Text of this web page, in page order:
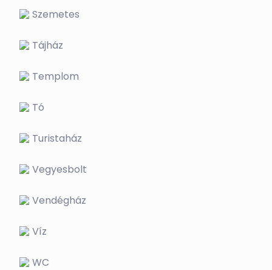
Szemetes
Tájház
Templom
Tó
Turistaház
Vegyesbolt
Vendégház
Víz
WC